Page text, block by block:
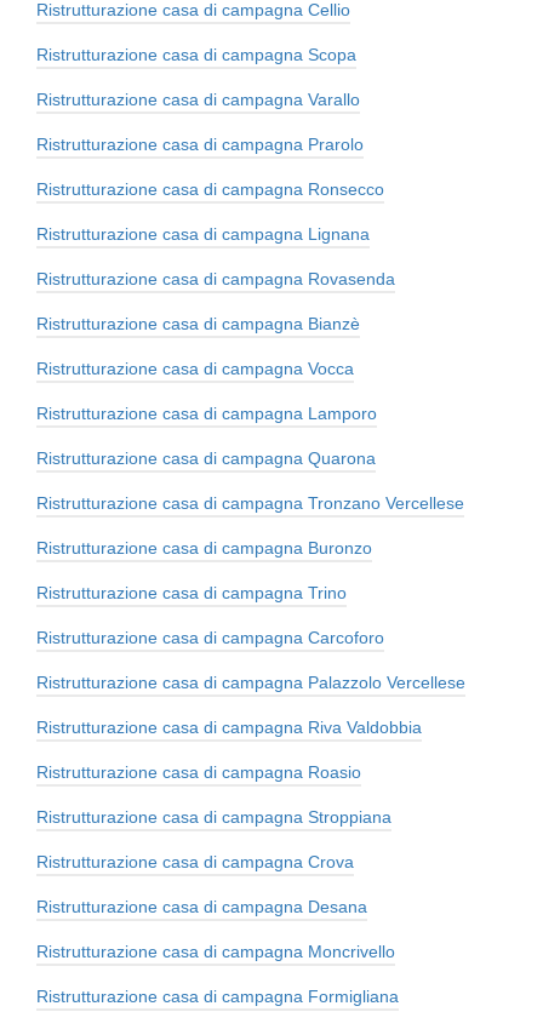
Ristrutturazione casa di campagna Cellio
Ristrutturazione casa di campagna Scopa
Ristrutturazione casa di campagna Varallo
Ristrutturazione casa di campagna Prarolo
Ristrutturazione casa di campagna Ronsecco
Ristrutturazione casa di campagna Lignana
Ristrutturazione casa di campagna Rovasenda
Ristrutturazione casa di campagna Bianzè
Ristrutturazione casa di campagna Vocca
Ristrutturazione casa di campagna Lamporo
Ristrutturazione casa di campagna Quarona
Ristrutturazione casa di campagna Tronzano Vercellese
Ristrutturazione casa di campagna Buronzo
Ristrutturazione casa di campagna Trino
Ristrutturazione casa di campagna Carcoforo
Ristrutturazione casa di campagna Palazzolo Vercellese
Ristrutturazione casa di campagna Riva Valdobbia
Ristrutturazione casa di campagna Roasio
Ristrutturazione casa di campagna Stroppiana
Ristrutturazione casa di campagna Crova
Ristrutturazione casa di campagna Desana
Ristrutturazione casa di campagna Moncrivello
Ristrutturazione casa di campagna Formigliana